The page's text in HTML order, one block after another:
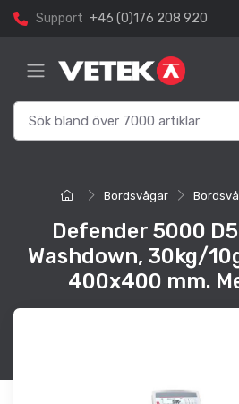
Support +46 (0)176 208 920
Bordsvågar
Defender 5000
Washdown, 30kg/
400x400 mm.